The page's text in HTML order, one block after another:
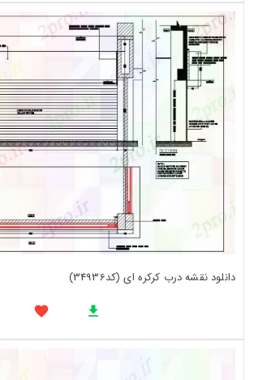
دانلود نقشه درب کرکره ای (کد34936)